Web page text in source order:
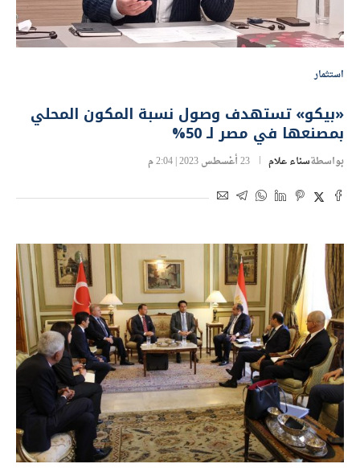
استثمار
«بيكو» تستهدف وصول نسبة المكون المحلي
بمصنعها في مصر لـ 50%
بواسطةسناء علام 23 أغسطس 2023 | 2:04 م